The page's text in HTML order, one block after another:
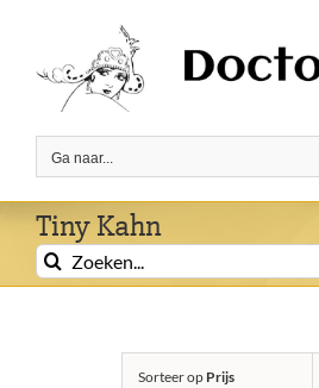
inhoud
Ga naar...
Tiny Kahn
Zoeken
naar:
Sorteer op Prijs